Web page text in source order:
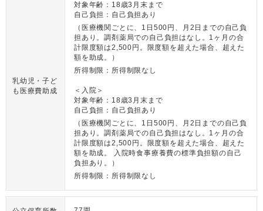
乳幼児・子ど
も医療費助成
対象年齢：18歳3月末まで
自己負担：自己負担あり
（医療機関ごとに、1日500円、月2日までの自己負
担あり。調剤薬局での自己負担はなし。1ヶ月の合
計限度額は2,500円。限度額を超えた場合、超えた
額を助成。）
所得制限：所得制限なし
＜入院＞
対象年齢：18歳3月末まで
自己負担：自己負担あり
（医療機関ごとに、1日500円、月2日までの自己負
担あり。調剤薬局での自己負担はなし。1ヶ月の合
計限度額は2,500円。限度額を超えた場合、超えた
額を助成。 入院時食事療養費の標準負担額の自己
負担あり。）
所得制限：所得制限なし